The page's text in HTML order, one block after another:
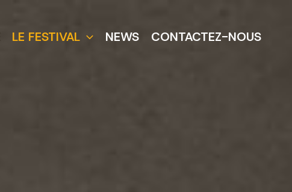
LE FESTIVAL NEWS CONTACTEZ-NOUS